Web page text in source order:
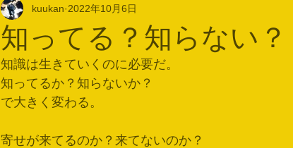
知ってる？知らない？
kuukan 2022年10月6日
知識は生きていくのに必要だ。
知ってるか？知らないか？
で大きく変わる。
寄せが来てるのか？来てないのか？